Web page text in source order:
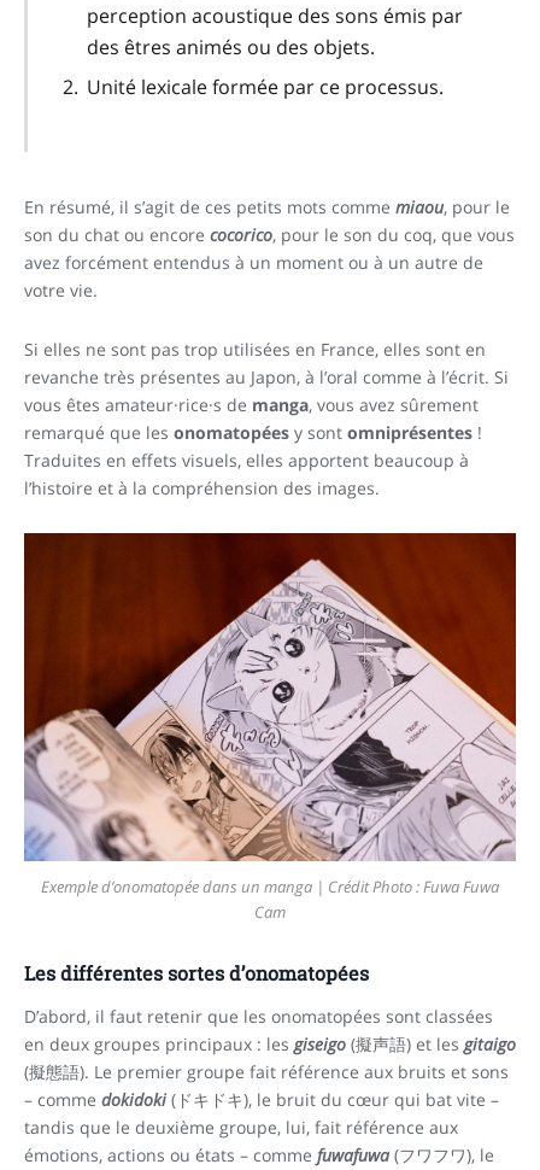
perception acoustique des sons émis par
des êtres animés ou des objets.
Unité lexicale formée par ce processus.
En résumé, il s’agit de ces petits mots comme miaou, pour le
son du chat ou encore cocorico, pour le son du coq, que vous
avez forcément entendus à un moment ou à un autre de
votre vie.
Si elles ne sont pas trop utilisées en France, elles sont en
revanche très présentes au Japon, à l’oral comme à l’écrit. Si
vous êtes amateur·rice·s de manga, vous avez sûrement
remarqué que les onomatopées y sont omniprésentes !
Traduites en effets visuels, elles apportent beaucoup à
l’histoire et à la compréhension des images.
Exemple d’onomatopée dans un manga | Crédit Photo : Fuwa Fuwa
Cam
Les différentes sortes d’onomatopées
D’abord, il faut retenir que les onomatopées sont classées
en deux groupes principaux : lesgiseigo (擬声語) et lesgitaigo
(擬態語). Le premier groupe fait référence aux bruits et sons
– comme dokidoki(ドキドキ), le bruit du cœur qui bat vite –
tandis que le deuxième groupe, lui, fait référence aux
émotions, actions ou états – comme fuwafuwa(フワフワ), le